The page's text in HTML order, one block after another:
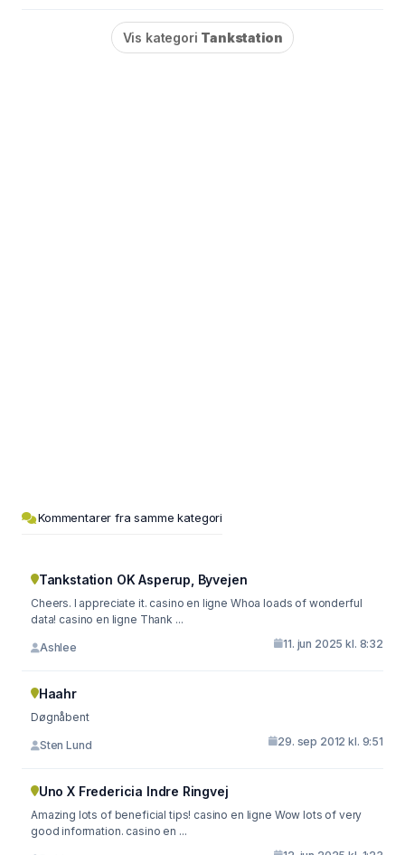
Vis kategori Tankstation
Kommentarer fra samme kategori
Tankstation OK Asperup, Byvejen
Cheers. I appreciate it. casino en ligne Whoa loads of wonderful
data! casino en ligne Thank ...
Ashlee 11. jun 2025 kl. 8:32
Haahr
Døgnåbent
Sten Lund 29. sep 2012 kl. 9:51
Uno X Fredericia Indre Ringvej
Amazing lots of beneficial tips! casino en ligne Wow lots of very
good information. casino en ...